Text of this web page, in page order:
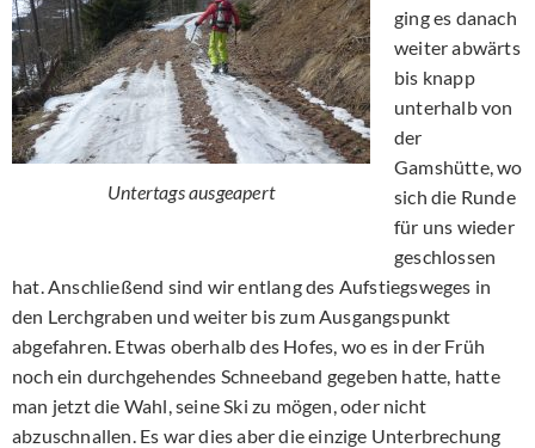
Untertags ausgeapert
ging es danach
weiter abwärts
bis knapp
unterhalb von
der
Gamshütte, wo
sich die Runde
für uns wieder
geschlossen
hat. Anschließend sind wir entlang des Aufstiegsweges in
den Lerchgraben und weiter bis zum Ausgangspunkt
abgefahren. Etwas oberhalb des Hofes, wo es in der Früh
noch ein durchgehendes Schneeband gegeben hatte, hatte
man jetzt die Wahl, seine Ski zu mögen, oder nicht
abzuschnallen. Es war dies aber die einzige Unterbrechung